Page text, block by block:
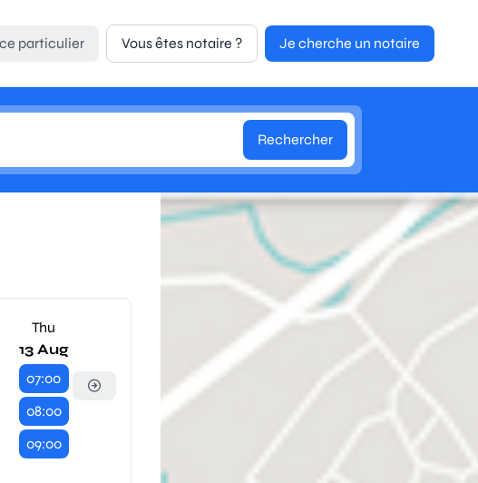
particulier Vous êtes notaire ? Je cherche un notaire
Rechercher
Thu
13 Aug
07:00
08:00
09:00